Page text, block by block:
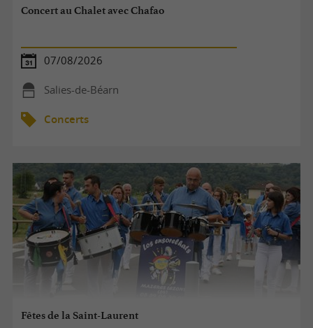
Concert au Chalet avec Chafao
07/08/2026
Salies-de-Béarn
Concerts
Fêtes de la Saint-Laurent